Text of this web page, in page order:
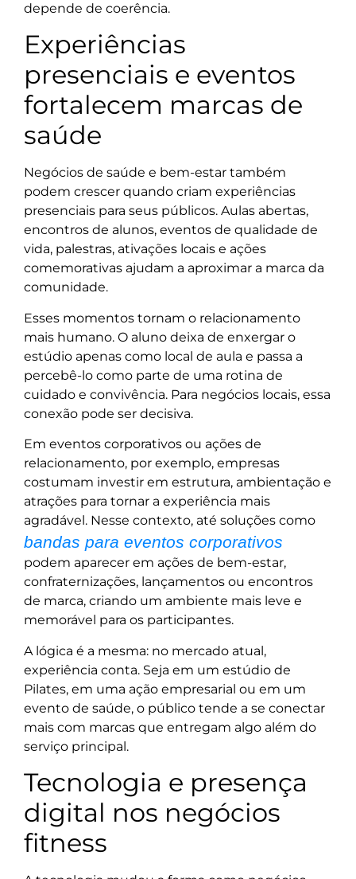
depende de coerência.
Experiências
presenciais e eventos
fortalecem marcas de
saúde
Negócios de saúde e bem-estar também
podem crescer quando criam experiências
presenciais para seus públicos. Aulas abertas,
encontros de alunos, eventos de qualidade de
vida, palestras, ativações locais e ações
comemorativas ajudam a aproximar a marca da
comunidade.
Esses momentos tornam o relacionamento
mais humano. O aluno deixa de enxergar o
estúdio apenas como local de aula e passa a
percebê-lo como parte de uma rotina de
cuidado e convivência. Para negócios locais, essa
conexão pode ser decisiva.
Em eventos corporativos ou ações de
relacionamento, por exemplo, empresas
costumam investir em estrutura, ambientação e
atrações para tornar a experiência mais
agradável. Nesse contexto, até soluções como
bandas para eventos corporativos
podem aparecer em ações de bem-estar,
confraternizações, lançamentos ou encontros
de marca, criando um ambiente mais leve e
memorável para os participantes.
A lógica é a mesma: no mercado atual,
experiência conta. Seja em um estúdio de
Pilates, em uma ação empresarial ou em um
evento de saúde, o público tende a se conectar
mais com marcas que entregam algo além do
serviço principal.
Tecnologia e presença
digital nos negócios
fitness